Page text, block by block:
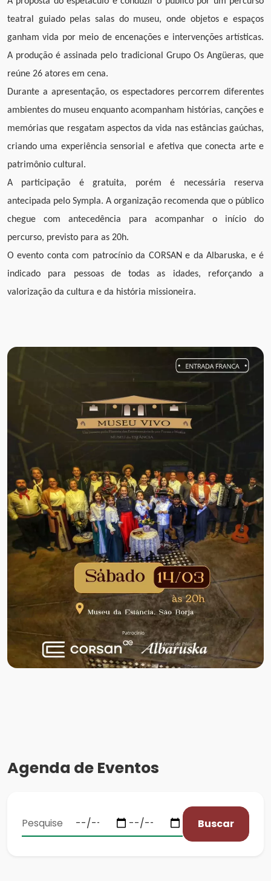
teatral guiado pelas salas do museu, onde objetos e espaços
ganham vida por meio de encenações e intervenções artísticas.
A produção é assinada pelo tradicional Grupo Os Angüeras, que
reúne 26 atores em cena.
Durante a apresentação, os espectadores percorrem diferentes
ambientes do museu enquanto acompanham histórias, canções e
memórias que resgatam aspectos da vida nas estâncias gaúchas,
criando uma experiência sensorial e afetiva que conecta arte e
patrimônio cultural.
A participação é gratuita, porém é necessária reserva
antecipada pelo Sympla. A organização recomenda que o público
chegue com antecedência para acompanhar o início do
percurso, previsto para as 20h.
O evento conta com patrocínio da CORSAN e da Albaruska, e é
indicado para pessoas de todas as idades, reforçando a
valorização da cultura e da história missioneira.
Agenda de Eventos
Buscar